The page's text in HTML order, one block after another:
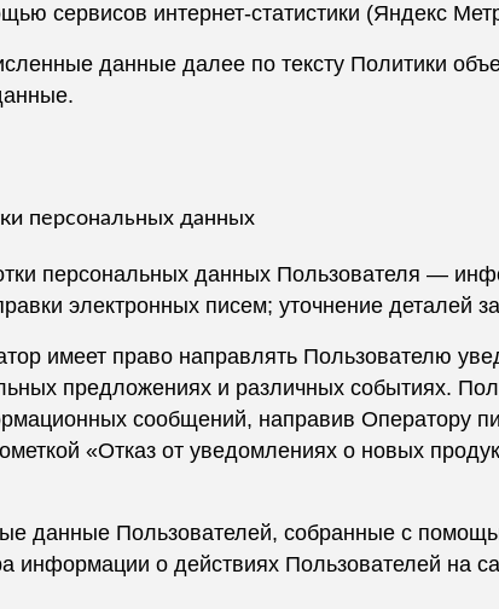
сервисов интернет-статистики (Яндекс
данные далее по тексту Политики
персональных данных
персональных данных Пользователя —
электронных писем; уточнение деталей
имеет право направлять Пользователю
предложениях и различных событиях.
сообщений, направив Оператору
«Отказ от уведомлениях о новых
данные Пользователей, собранные с
информации о действиях Пользователей на